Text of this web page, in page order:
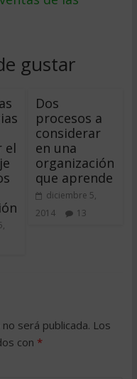
gustar
el
Dos
procesos a
considerar
en una
organización
que aprende
diciembre 5,
2014
13
será publicada. Los
con *